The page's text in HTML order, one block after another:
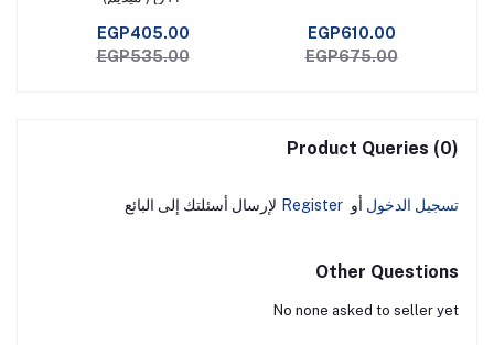
EGP610.00
EGP675.00
EGP405.00
EGP535.00
Product Queries (0)
تسجيل الدخول أو Register لإرسال أسئلتك إلى البائع
Other Questions
No none asked to seller yet